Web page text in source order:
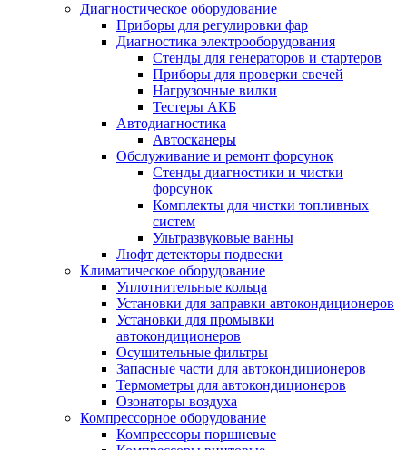
Диагностическое оборудование
Приборы для регулировки фар
Диагностика электрооборудования
Стенды для генераторов и стартеров
Приборы для проверки свечей
Нагрузочные вилки
Тестеры АКБ
Автодиагностика
Автосканеры
Обслуживание и ремонт форсунок
Стенды диагностики и чистки
форсунок
Комплекты для чистки топливных
систем
Ультразвуковые ванны
Люфт детекторы подвески
Климатическое оборудование
Уплотнительные кольца
Установки для заправки автокондиционеров
Установки для промывки
автокондиционеров
Осушительные фильтры
Запасные части для автокондиционеров
Термометры для автокондиционеров
Озонаторы воздуха
Компрессорное оборудование
Компрессоры поршневые